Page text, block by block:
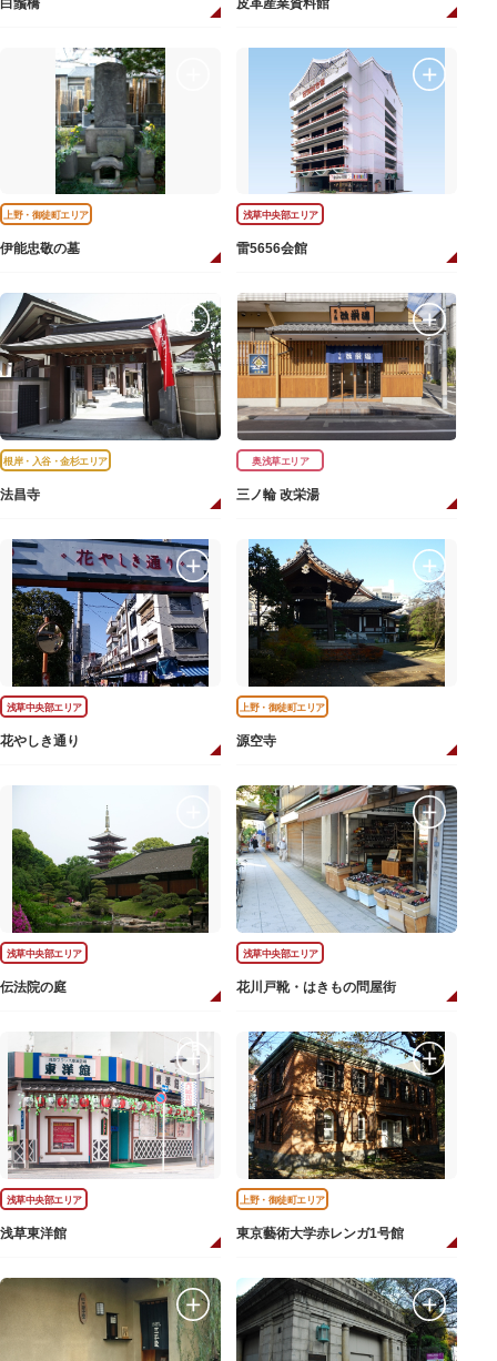
上野・御徒町エリア
伊能忠敬の墓
浅草中央部エリア
雷5656会館
根岸・入谷・金杉エリア
法昌寺
奥浅草エリア
三ノ輪 改栄湯
浅草中央部エリア
花やしき通り
上野・御徒町エリア
源空寺
浅草中央部エリア
伝法院の庭
浅草中央部エリア
花川戸靴・はきもの問屋街
浅草中央部エリア
浅草東洋館
上野・御徒町エリア
東京藝術大学赤レンガ1号館